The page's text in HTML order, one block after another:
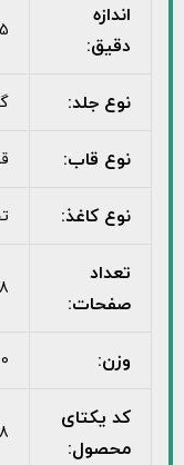
اندازه
دقیق:
نوع جلد:
نوع قاب:
نوع کاغذ:
تعداد
صفحات:
وزن:
کد یکتای
محصول: